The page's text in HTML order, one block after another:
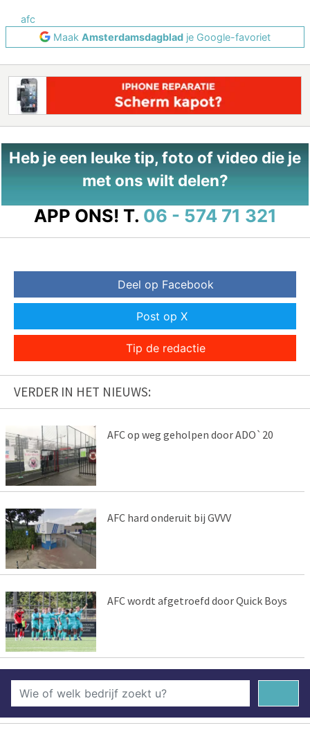
afc
Maak Amsterdamsdagblad je Google-favoriet
Heb je een leuke tip, foto of video die je
met ons wilt delen?
APP ONS! T. 06 - 574 71 321
Deel op Facebook
Post op X
Tip de redactie
VERDER IN HET NIEUWS:
AFC op weg geholpen door ADO`20
AFC hard onderuit bij GVVV
AFC wordt afgetroefd door Quick Boys